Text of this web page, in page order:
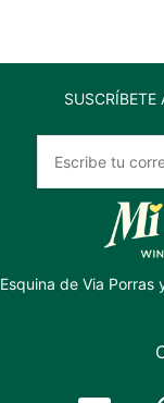
SUSCRÍBETE
Esquina de Via Porras